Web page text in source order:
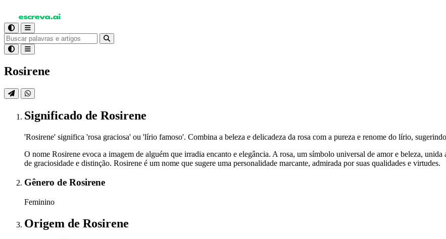
Rosirene
Significado de Rosirene
'Rosirene' significa 'rosa graciosa' ou 'lírio famoso'. Combina a beleza e delicadeza da rosa com a pureza e renome do lírio,
O nome Rosirene evoca a imagem de alguém que irradia encanto e elegância. A rosa, um símbolo universal de amor e beleza,
de graciosidade e distinção. Rosirene é um nome que sugere uma personalidade marcante, admirada por suas qualidades e virtudes.
Gênero de Rosirene
Feminino
Origem de Rosirene